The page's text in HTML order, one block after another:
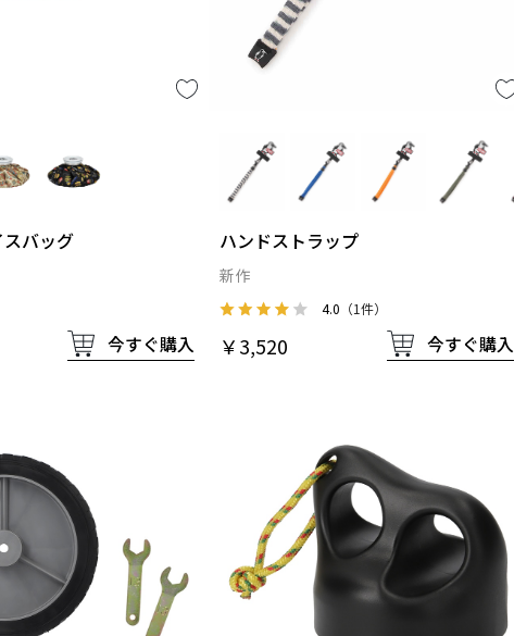
バッグ
今すぐ購入
ハンドストラップ
新作
4.0 （1件）
￥3,520 今すぐ購入